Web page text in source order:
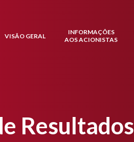
VISÃO GERAL
INFORMAÇÕES
AOS ACIONISTAS